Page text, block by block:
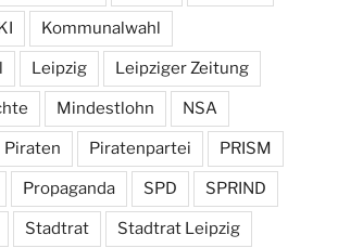
Kommunalwahl
Leipzig Leipziger Zeitung
Mindestlohn NSA
Piraten Piratenpartei PRISM
Propaganda SPD SPRIND
Stadtrat Stadtrat Leipzig